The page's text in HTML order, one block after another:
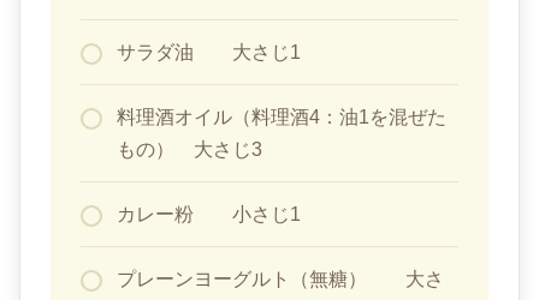
サラダ油 大さじ1
料理酒オイル（料理酒4：油1を混ぜた
もの） 大さじ3
カレー粉 小さじ1
プレーンヨーグルト（無糖） 大さ